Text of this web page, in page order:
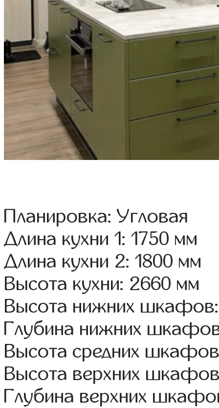
Планировка: Угловая
Длина кухни 1: 1750 мм
Длина кухни 2: 1800 мм
Высота кухни: 2660 мм
Высота нижних
Глубина нижних
Высота средних
Высота верхних
Глубина верхних